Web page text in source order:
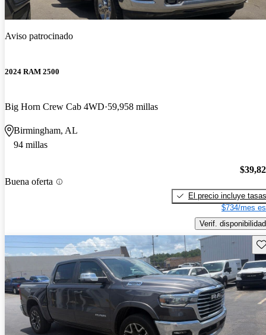
Aviso patrocinado
2024 RAM 2500
Big Horn Crew Cab 4WD 59,958 millas
Birmingham, AL
94 millas
Buena oferta
El precio incluye tasas
$734/mes
Verif. disponibilidad